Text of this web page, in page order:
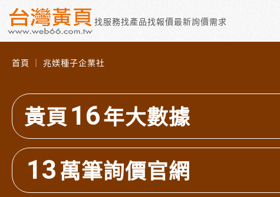
找服務找產品找報價最新詢價需求
首頁 ｜ 兆媄種子企業社
黃頁 16年大數據
13 萬筆詢價官網